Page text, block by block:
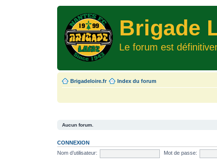
Brigade
Le forum est
Brigadeloire.fr Index du forum
Aucun forum.
CONNEXION
Nom d’utilisateur:
Mot de passe: